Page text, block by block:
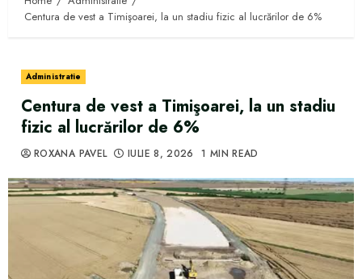
Centura de vest a Timişoarei, la un stadiu fizic al lucrărilor de 6%
Administratie
Centura de vest a Timişoarei, la un stadiu
fizic al lucrărilor de 6%
ROXANA PAVEL IULIE 8, 2026 1 MIN READ